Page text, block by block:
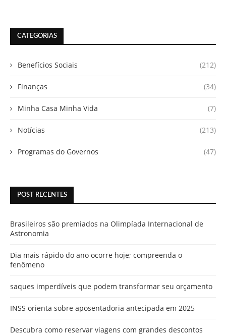
CATEGORIAS
Benefícios Sociais (212)
Finanças (34)
Minha Casa Minha Vida (7)
Notícias (213)
Programas do Governos (47)
POST RECENTES
Brasileiros são premiados na Olimpíada Internacional de
Astronomia
Dia mais rápido do ano ocorre hoje; compreenda o
fenômeno
saques imperdíveis que podem transformar seu orçamento
INSS orienta sobre aposentadoria antecipada em 2025
Descubra como reservar viagens com grandes descontos